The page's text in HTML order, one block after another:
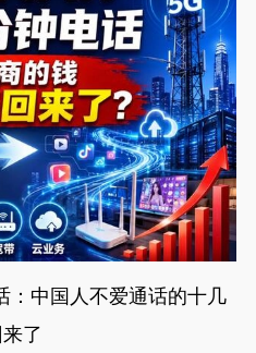
：中国人不爱通话的十几
了